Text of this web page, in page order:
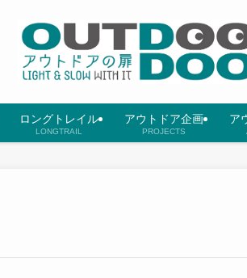
ロングトレイル
LONGTRAIL
アウトドア企画
PROJECTS
ア